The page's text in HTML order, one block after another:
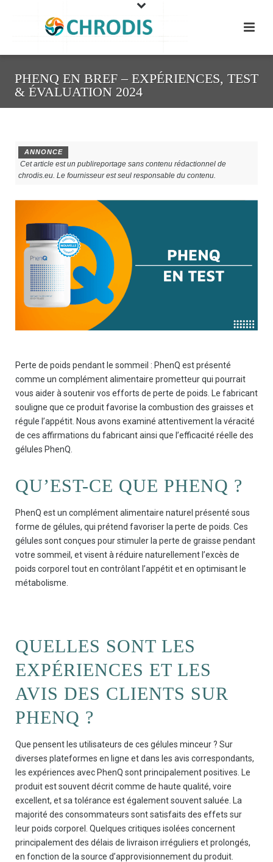
PHENQ EN BREF – EXPÉRIENCES, TEST
& ÉVALUATION 2024
ANNONCE
Cet article est un publireportage sans contenu rédactionnel de
chrodis.eu. Le fournisseur est seul responsable du contenu.
Perte de poids pendant le sommeil : PhenQ est présenté
comme un complément alimentaire prometteur qui pourrait
vous aider à soutenir vos efforts de perte de poids. Le fabricant
souligne que ce produit favorise la combustion des graisses et
régule l’appétit. Nous avons examiné attentivement la véracité
de ces affirmations du fabricant ainsi que l’efficacité réelle des
gélules PhenQ.
QU’EST-CE QUE PHENQ ?
PhenQ est un complément alimentaire naturel présenté sous
forme de gélules, qui prétend favoriser la perte de poids. Ces
gélules sont conçues pour stimuler la perte de graisse pendant
votre sommeil, et visent à réduire naturellement l’excès de
poids corporel tout en contrôlant l’appétit et en optimisant le
métabolisme.
QUELLES SONT LES
EXPÉRIENCES ET LES
AVIS DES CLIENTS SUR
PHENQ ?
Que pensent les utilisateurs de ces gélules minceur ? Sur
diverses plateformes en ligne et dans les avis correspondants,
les expériences avec PhenQ sont principalement positives. Le
produit est souvent décrit comme de haute qualité, voire
excellent, et sa tolérance est également souvent saluée. La
majorité des consommateurs sont satisfaits des effets sur
leur poids corporel. Quelques critiques isolées concernent
principalement des délais de livraison irréguliers et prolongés,
en fonction de la source d’approvisionnement du produit.